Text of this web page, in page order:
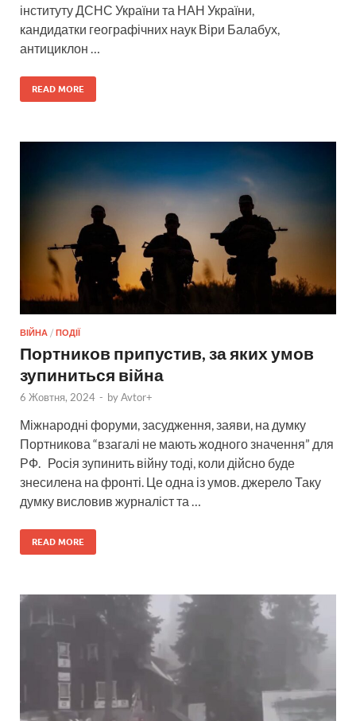
інституту ДСНС України та НАН України,
кандидатки географічних наук Віри Балабух,
антициклон …
READ MORE
ВІЙНА / ПОДІЇ
Портников припустив, за яких умов
зупиниться війна
6 Жовтня, 2024 - byAvtor+
Міжнародні форуми, засудження, заяви, на думку
Портникова “взагалі не мають жодного значення” для
РФ. Росія зупинить війну тоді, коли дійсно буде
знесилена на фронті. Це одна із умов. джерело Таку
думку висловив журналіст та …
READ MORE